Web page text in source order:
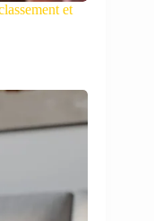
et